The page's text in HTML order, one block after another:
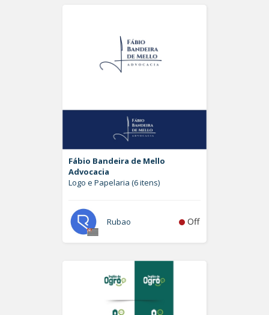
Fábio Bandeira de Mello
Advocacia
Logo e Papelaria (6 itens)
Rubao Off